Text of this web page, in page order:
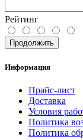
Рейтинг
Продолжить
Информация
Прайс-лист
Доставка
Условия
Политика
Политика